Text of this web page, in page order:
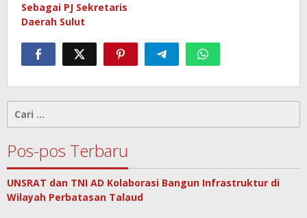
Sebagai PJ Sekretaris
Daerah Sulut
untuk:
Pos-pos Terbaru
UNSRAT dan TNI AD Kolaborasi Bangun Infrastruktur di
Wilayah Perbatasan Talaud